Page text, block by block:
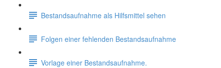
Bestandsaufnahme als Hilfsmittel sehen
Folgen einer fehlenden Bestandsaufnahme
Vorlage einer Bestandsaufnahme.